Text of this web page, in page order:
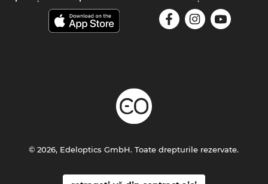
© 2026, Edeloptics GmbH. Toate drepturile rezervate.